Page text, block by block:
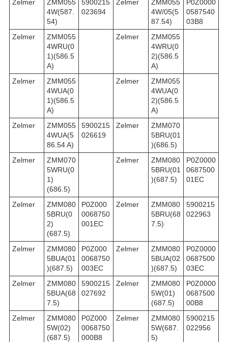
Zelmer
ZMM055
4W(587.
54)
5900215
023694
Zelmer
ZMM055
4W/05(5
87.54)
P0Z0000
0587540
03B8
Zelmer
ZMM055
4WRU(0
1)(586.5
A)
Zelmer
ZMM055
4WRU(0
2)(586.5
A)
Zelmer
ZMM055
4WUA(0
1)(586.5
A)
Zelmer
ZMM055
4WUA(0
2)(586.5
A)
Zelmer
ZMM055
4WUA(5
86.54 A)
5900215
026619
Zelmer
ZMM070
5BRU(01
)(686.5)
Zelmer
ZMM070
5WRU(0
1)
(686.5)
Zelmer
ZMM080
5BRU(01
)(687.5)
P0Z0000
0687500
01EC
Zelmer
ZMM080
5BRU(0
2)
(687.5)
P0Z000
0068750
001EC
Zelmer
ZMM080
5BRU(68
7.5)
5900215
022963
Zelmer
ZMM080
5BUA(01
)(687.5)
P0Z000
0068750
003EC
Zelmer
ZMM080
5BUA(02
)(687.5)
P0Z0000
0687500
03EC
Zelmer
ZMM080
5BUA(68
7.5)
5900215
027692
Zelmer
ZMM080
5W(01)
(687.5)
P0Z0000
0687500
00B8
Zelmer
ZMM080
5W(02)
(687.5)
P0Z000
0068750
000B8
Zelmer
ZMM080
5W(687.
5)
5900215
022956